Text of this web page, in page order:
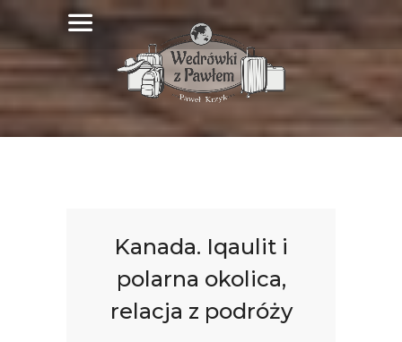
Kanada. Iqaulit i
polarna okolica,
relacja z podróży